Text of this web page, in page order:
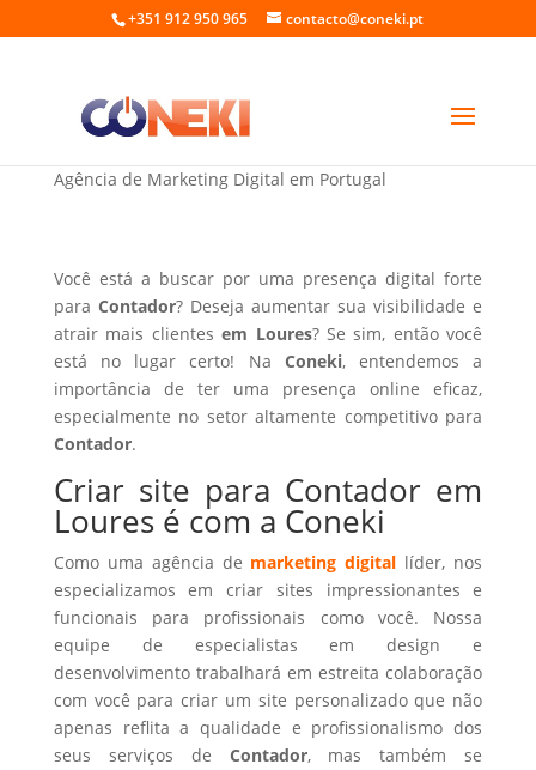
+351 912 950 965 contacto@coneki.pt
Criar site para Contador em Loures
Agência de Marketing Digital em Portugal
Você está a buscar por uma presença digital forte
para Contador? Deseja aumentar sua visibilidade e
atrair mais clientesem Loures? Se sim, então você
está no lugar certo! Na Coneki, entendemos a
importância de ter uma presença online eficaz,
especialmente no setor altamente competitivo para
Contador.
Criar site para Contador em
Loures é com a Coneki
Como uma agência de marketing digital líder, nos
especializamos em criar sites impressionantes e
funcionais para profissionais como você. Nossa
equipe de especialistas em design e
desenvolvimento trabalhará em estreita colaboração
com você para criar um site personalizado que não
apenas reflita a qualidade e profissionalismo dos
seus serviços de Contador, mas também se